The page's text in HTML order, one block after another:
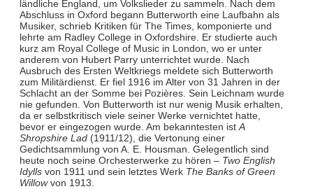
ländliche England, um Volkslieder zu sammeln. Nach dem
Abschluss in Oxford begann Butterworth eine Laufbahn als
Musiker, schrieb Kritiken für The Times, komponierte und
lehrte am Radley College in Oxfordshire. Er studierte auch
kurz am Royal College of Music in London, wo er unter
anderem von Hubert Parry unterrichtet wurde. Nach
Ausbruch des Ersten Weltkriegs meldete sich Butterworth
zum Militärdienst. Er fiel 1916 im Alter von 31 Jahren in der
Schlacht an der Somme bei Pozières. Sein Leichnam wurde
nie gefunden. Von Butterworth ist nur wenig Musik erhalten,
da er selbstkritisch viele seiner Werke vernichtet hatte,
bevor er eingezogen wurde. Am bekanntesten ist A
Shropshire Lad(1911/12), die Vertonung einer
Gedichtsammlung von A. E. Housman. Gelegentlich sind
heute noch seine Orchesterwerke zu hören – Two English
Idyllsvon 1911 und sein letztes Werk The Banks of Green
Willowvon 1913.